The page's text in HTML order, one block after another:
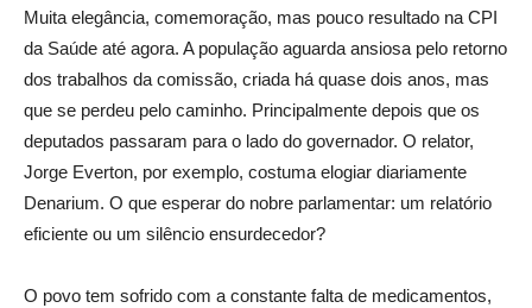
Muita elegância, comemoração, mas pouco resultado na CPI
da Saúde até agora. A população aguarda ansiosa pelo retorno
dos trabalhos da comissão, criada há quase dois anos, mas
que se perdeu pelo caminho. Principalmente depois que os
deputados passaram para o lado do governador. O relator,
Jorge Everton, por exemplo, costuma elogiar diariamente
Denarium. O que esperar do nobre parlamentar: um relatório
eficiente ou um silêncio ensurdecedor?
O povo tem sofrido com a constante falta de medicamentos,